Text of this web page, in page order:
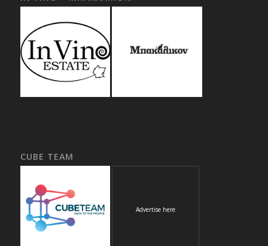
CUBE TEAM
Advertise here